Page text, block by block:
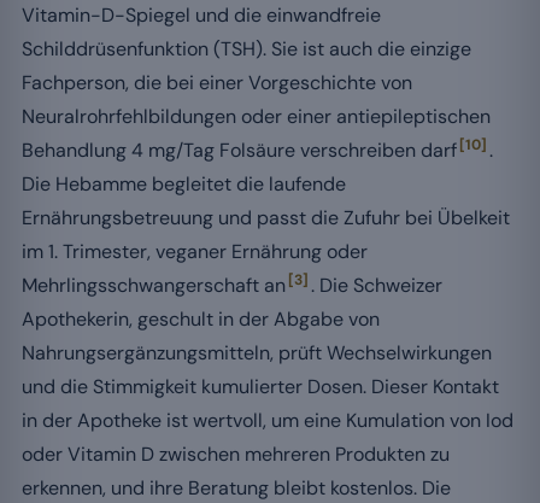
Vitamin-D-Spiegel und die einwandfreie
Schilddrüsenfunktion (TSH). Sie ist auch die einzige
Fachperson, die bei einer Vorgeschichte von
Neuralrohrfehlbildungen oder einer antiepileptischen
Behandlung 4 mg/Tag Folsäure verschreiben darf[10] .
Die Hebamme begleitet die laufende
Ernährungsbetreuung und passt die Zufuhr bei Übelkeit
im 1. Trimester, veganer Ernährung oder
Mehrlingsschwangerschaft an [3] . Die Schweizer
Apothekerin, geschult in der Abgabe von
Nahrungsergänzungsmitteln, prüft Wechselwirkungen
und die Stimmigkeit kumulierter Dosen. Dieser Kontakt
in der Apotheke ist wertvoll, um eine Kumulation von Iod
oder Vitamin D zwischen mehreren Produkten zu
erkennen, und ihre Beratung bleibt kostenlos. Die